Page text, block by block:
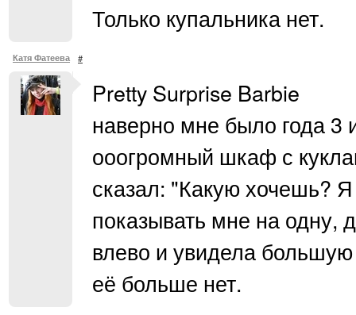
Только купальника нет.
Катя Фатеева #
Pretty Surprise Barbie
наверно мне было года
ооогромный шкаф с
сказал: "Какую хочешь?
показывать мне на одну,
влево и увидела
её больше нет.